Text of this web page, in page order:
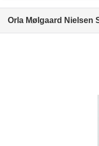
Orla Mølgaard Nielsen